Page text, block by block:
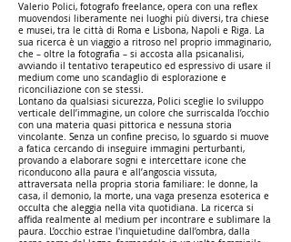
Valerio Polici, fotografo freelance, opera con una reflex
muovendosi liberamente nei luoghi più diversi, tra chiese
e musei, tra le città di Roma e Lisbona, Napoli e Riga. La
sua ricerca è un viaggio a ritroso nel proprio immaginario,
che – oltre la fotografia – si accosta alla psicanalisi,
avviando il tentativo terapeutico ed espressivo di usare il
medium come uno scandaglio di esplorazione e
riconciliazione con se stessi.
Lontano da qualsiasi sicurezza, Polici sceglie lo sviluppo
verticale dell’immagine, un colore che surriscalda l’occhio
con una materia quasi pittorica e nessuna storia
vincolante. Senza un confine preciso, lo sguardo si muove
a fatica cercando di inseguire immagini perturbanti,
provando a elaborare sogni e intercettare icone che
riconducono alla paura e all’angoscia vissuta,
attraversata nella propria storia familiare: le donne, la
casa, il demonio, la morte, una vaga presenza esoterica e
occulta che aleggia nella vita quotidiana. La ricerca si
affida realmente al medium per incontrare e sublimare la
paura. L’occhio estrae l'inquietudine dall’ombra, dalla